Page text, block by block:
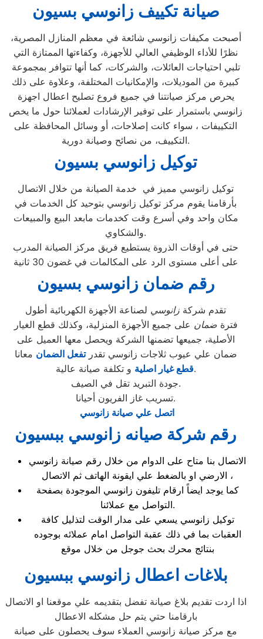
صيانة تكييف زانوسي بسيون
أصبحت مكيفات زانوسي شائعة في معظم المنازل المصرية،
نظرًا للأداء الوظيفي العالي للأجهزة، وكفاءتها الممتازة التي
تلبي احتياجات العائلات، والشركات، كما أنها تتوافر بمجموعة
كبيرة من الموديلات، والإمكانيات المختلفة، وعلاوة على ذلك
يحرص مركز صيانتنا في جميع فروع تصليح اعطال اجهزة
زانوسي باستمرار على توفير الإرشادات لعملائنا حول ما يخص
التكييفات ، سواء كانت إصلاحات، أو وسائل المحافظة على
التكييف، من نصائح وصيانة دورية.
توكيل زانوسي بسيون
توكيل زانوسي مميز في خدمة الصيانة من خلال الاتصال
بأرقامنا يقوم مركز توكيل زانوسي بتوحيد كل الخدمات في
مكان واحد وفي أسرع وقت كخدمات مابعد البيع والمبيعات
والشكاوي.
حتى في أوقات الذروة يستطيع فريق مركز الصيانة المدرب
على أعلى مستوى الرد على المكالمات في غضون 30 ثانية
رقم ضمان زانوسي بسيون
تقدم شركة زانوسي لصناعة الأجهزة الكهربائية أطول
فترةضمان على جميع الأجهزة المنزلية، وكذلك قطع الغيار
الأصلية، جميعها تضمنها الشركة ويحصل معها العميل على
ضمان علي عيوب ثلاجات زانوسي تقدرتفعل الضمان معانا
قطع غيار اصليةو تكلفة صيانة عالية.
جودة التبريد تقل في الصيف.
تسريب غاز الفريون أحيانا.
اتصل علي صيانة زانوسي
رقم شركة صيانه زانوسي ببسيون
الاتصال بنا متاح على الدوام من خلال رقم صيانة زانوسي
الارضي او بالضغط علي ايقونة الهاتف ثم الاتصال ،
كما يوجد ايضاً ارقام تليفون زانوسي الموجودة بصفحة
التواصل مع عملائنا.
توكيل زانوسي يسعي على مدار الوقت لتذليل كافة
العقبات بما في ذلك عقبة التواصل امام عملائه بوجوده
بنتائج محرك بحث جوجل من خلال موقع
بلاغات اعطال زانوسي ببسيون
اذا اردت تقديم بلاغ صيانة تفضل بتقديمه علي موقعنا او الاتصال
بارقامنا حتي يتم حل مشكله الاعطال
مع مركز صيانة زانوسي العملاء سوف يحصلون على صيانة